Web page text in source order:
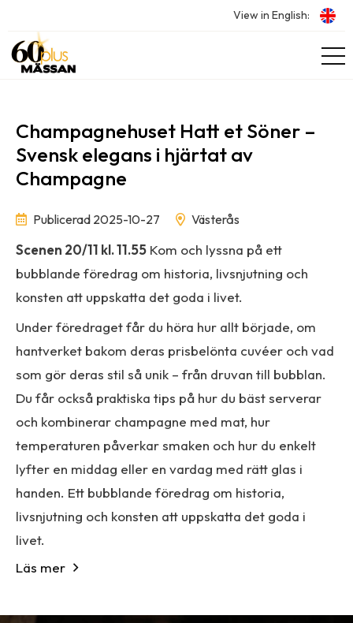
View in English:
Champagnehuset Hatt et Söner –
Svensk elegans i hjärtat av
Champagne
Publicerad 2025-10-27 Västerås
Scenen 20/11 kl. 11.55 Kom och lyssna på ett
bubblande föredrag om historia, livsnjutning och
konsten att uppskatta det goda i livet.
Under föredraget får du höra hur allt började, om
hantverket bakom deras prisbelönta cuvéer och vad
som gör deras stil så unik – från druvan till bubblan.
Du får också praktiska tips på hur du bäst serverar
och kombinerar champagne med mat, hur
temperaturen påverkar smaken och hur du enkelt
lyfter en middag eller en vardag med rätt glas i
handen. Ett bubblande föredrag om historia,
livsnjutning och konsten att uppskatta det goda i
livet.
Läs mer